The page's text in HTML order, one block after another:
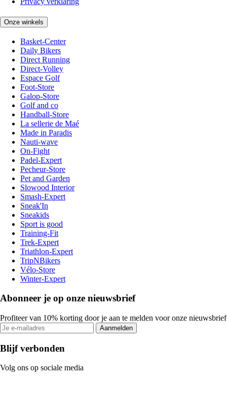
Onze winkels
Basket-Center
Daily Bikers
Direct Running
Direct-Volley
Espace Golf
Foot-Store
Galop-Store
Golf and co
Handball-Store
La sellerie de Maé
Made in Paradis
Nauti-wave
On-Fight
Padel-Expert
Pecheur-Store
Pet and Garden
Slowood Interior
Smash-Expert
Sneak'In
Sneakids
Sport is good
Training-Fit
Trek-Expert
Triathlon-Expert
TripNBikers
Vélo-Store
Winter-Expert
Abonneer je op onze nieuwsbrief
Profiteer van 10% korting door je aan te melden voor onze nieuwsbrief
Aanmelden
Blijf verbonden
Volg ons op sociale media